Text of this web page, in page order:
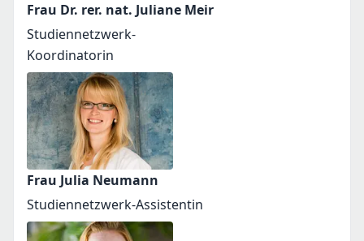
Frau Dr. rer. nat. Juliane Meir
Studiennetzwerk-
Koordinatorin
Frau Julia Neumann
Studiennetzwerk-Assistentin